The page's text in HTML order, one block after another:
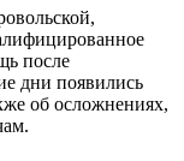
после
дни появились
об осложнениях,